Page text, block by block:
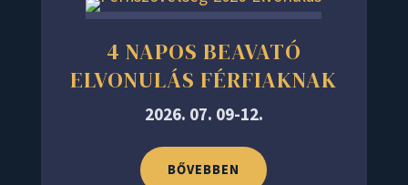
4 NAPOS BEAVATÓ
ELVONULÁS FÉRFIAKNAK
2026. 07. 09-12.
BŐVEBBEN